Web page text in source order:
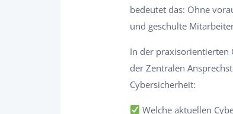
bedeutet das: Ohne
und geschulte
In der praxisorientierten
der Zentralen
Cybersicherheit:
Welche aktuellen